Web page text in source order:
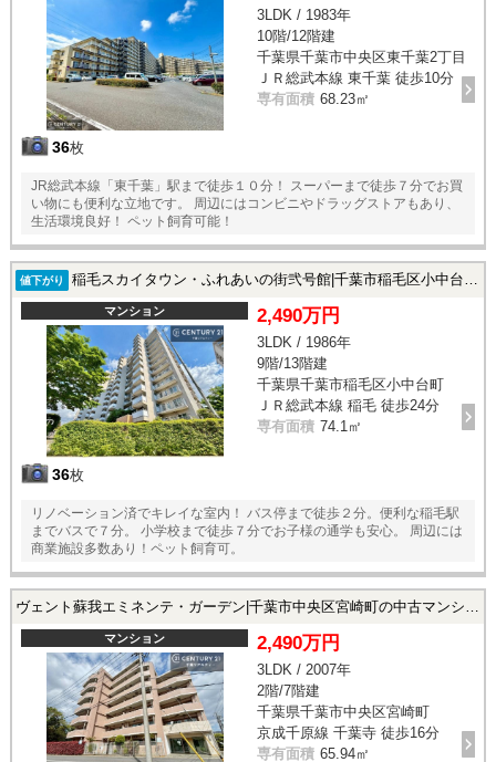
36枚
3LDK / 1983年
10階/12階建
千葉県千葉市中央区東千葉2丁目
ＪＲ総武本線 東千葉 徒歩10分
専有面積 68.23㎡
JR総武本線「東千葉」駅まで徒歩１０分！ スーパーまで徒歩７分でお買
い物にも便利な立地です。 周辺にはコンビニやドラッグストアもあり、
生活環境良好！ ペット飼育可能！
値下がり 稲毛スカイタウン・ふれあいの街弐号館|千葉市稲毛区小中台町の中古マンション
マンション
36枚
2,490万円
3LDK / 1986年
9階/13階建
千葉県千葉市稲毛区小中台町
ＪＲ総武本線 稲毛 徒歩24分
専有面積 74.1㎡
リノベーション済でキレイな室内！ バス停まで徒歩２分。便利な稲毛駅
までバスで７分。 小学校まで徒歩７分でお子様の通学も安心。 周辺には
商業施設多数あり！ペット飼育可。
マンション 2,490万円
3LDK / 2007年
2階/7階建
千葉県千葉市中央区宮崎町
京成千原線 千葉寺 徒歩16分
専有面積 65.94㎡